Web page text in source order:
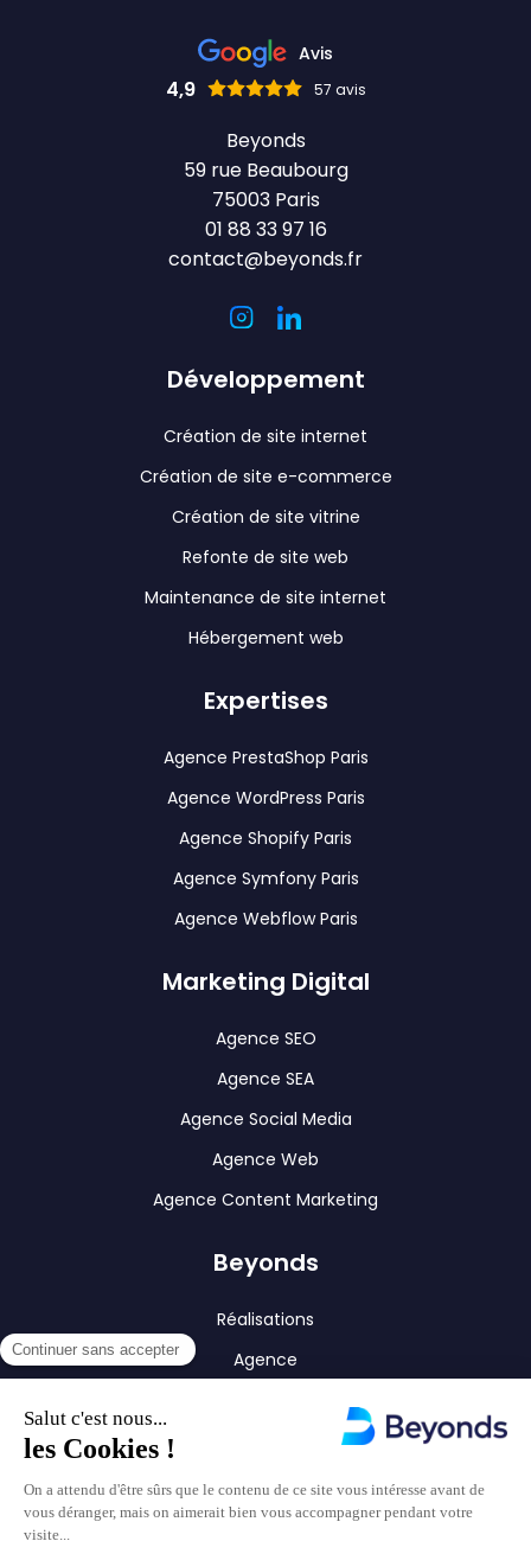
Nous contacter
Avis
4,9 57 avis
Beyonds
59 rue Beaubourg
75003 Paris
01 88 33 97 16
contact@beyonds.fr
Développement
Création de site internet
Création de site e-commerce
Création de site vitrine
Refonte de site web
Maintenance de site internet
Hébergement web
Expertises
Agence PrestaShop Paris
Agence WordPress Paris
Agence Shopify Paris
Agence Symfony Paris
Agence Webflow Paris
Marketing Digital
Agence SEO
Agence SEA
Agence Social Media
Agence Web
Agence Content Marketing
Beyonds
Réalisations
Agence